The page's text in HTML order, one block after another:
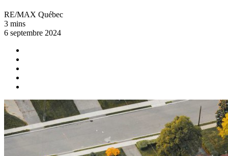
RE/MAX Québec
3 mins
6 septembre 2024